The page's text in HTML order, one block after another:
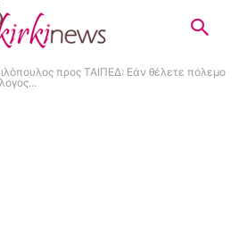
προς ΤΑΙΠΕΔ: Εάν θέλετε πόλεμο